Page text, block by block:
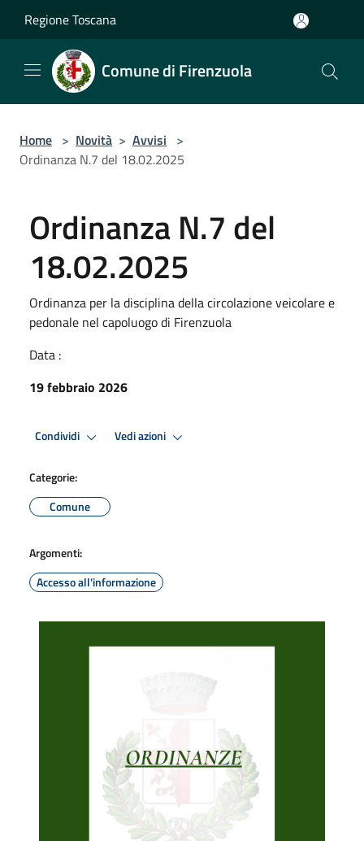
Regione Toscana
Comune di Firenzuola
Home > Novità > Avvisi >
Ordinanza N.7 del 18.02.2025
Ordinanza N.7 del
18.02.2025
Ordinanza per la disciplina della circolazione veicolare e
pedonale nel capoluogo di Firenzuola
Data :
19 febbraio 2026
Condividi Vedi azioni
Categorie:
Comune
Argomenti:
Accesso all'informazione